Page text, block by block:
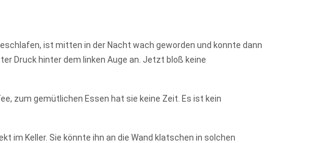
ist mitten in der Nacht wach geworden und konnte dann
Druck hinter dem linken Auge an. Jetzt bloß keine
zum gemütlichen Essen hat sie keine Zeit. Es ist kein
im Keller. Sie könnte ihn an die Wand klatschen in solchen